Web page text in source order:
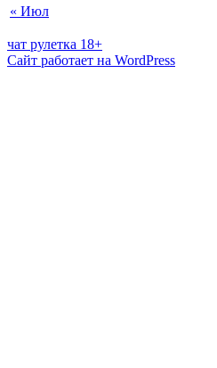
« Июл
чат рулетка 18+
Сайт работает на WordPress